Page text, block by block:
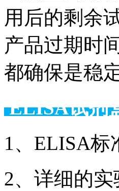
用后的剩余
产品过期时
都确保是稳
ELISA试
1、ELISA标
2、详细的实